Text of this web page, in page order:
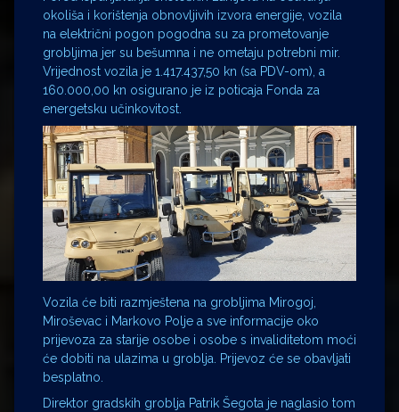
okoliša i korištenja obnovljivih izvora energije, vozila
na električni pogon pogodna su za prometovanje
grobljima jer su bešumna i ne ometaju potrebni mir.
Vrijednost vozila je 1.417.437,50 kn (sa PDV-om), a
160.000,00 kn osigurano je iz poticaja Fonda za
energetsku učinkovitost.
Vozila će biti razmještena na grobljima Mirogoj,
Miroševac i Markovo Polje a sve informacije oko
prijevoza za starije osobe i osobe s invaliditetom moći
će dobiti na ulazima u groblja. Prijevoz će se obavljati
besplatno.
Direktor gradskih groblja Patrik Šegota je naglasio tom